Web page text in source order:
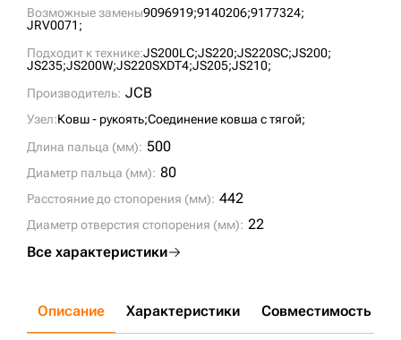
Возможные замены9096919;9140206;9177324;
JRV0071;
Подходит к технике:JS200LC;JS220;JS220SC;JS200;
JS235;JS200W;JS220SXDT4;JS205;JS210;
Производитель: JCB
Узел:Ковш - рукоять;Соединение ковша с тягой;
Длина пальца (мм): 500
Диаметр пальца (мм): 80
Расстояние до стопорения (мм): 442
Диаметр отверстия стопорения (мм): 22
Все характеристики
Описание Характеристики Совместимость